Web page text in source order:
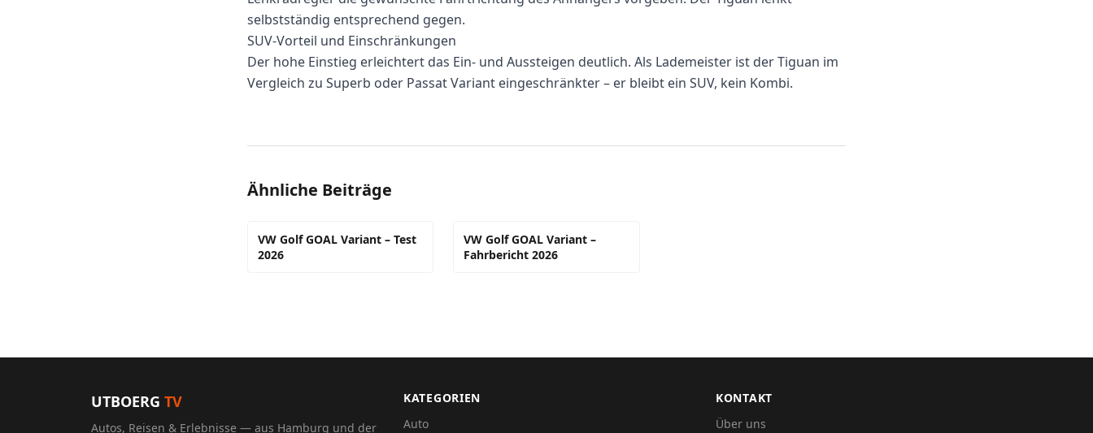
selbstständig entsprechend gegen.
SUV-Vorteil und Einschränkungen
Der hohe Einstieg erleichtert das Ein- und Aussteigen deutlich. Als Lademeister ist der Tiguan im
Vergleich zu Superb oder Passat Variant eingeschränkter – er bleibt ein SUV, kein Kombi.
Ähnliche Beiträge
VW Golf GOAL Variant – Test
2026
VW Golf GOAL Variant –
Fahrbericht 2026
UTBOERG TV
Autos, Reisen & Erlebnisse — aus Hamburg und der
KATEGORIEN
Auto
KONTAKT
Über uns